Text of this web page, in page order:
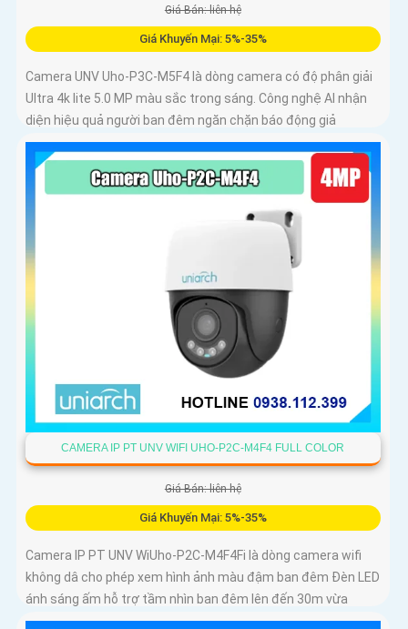
Giá Bán: liên hệ
Giá Khuyến Mại: 5%-35%
Camera UNV Uho-P3C-M5F4 là dòng camera có độ phân giải
Ultra 4k lite 5.0 MP màu sắc trong sáng. Công nghệ AI nhận
diện hiệu quả người ban đêm ngăn chặn báo động giả
CAMERA IP PT UNV WIFI UHO-P2C-M4F4 FULL COLOR
Giá Bán: liên hệ
Giá Khuyến Mại: 5%-35%
Camera IP PT UNV WiUho-P2C-M4F4Fi là dòng camera wifi
không dâ cho phép xem hình ảnh màu đậm ban đêm Đèn LED
ánh sáng ấm hỗ trợ tầm nhìn ban đêm lên đến 30m vừa
chiếu sáng vừa cảnh báo với độ phân giải 4